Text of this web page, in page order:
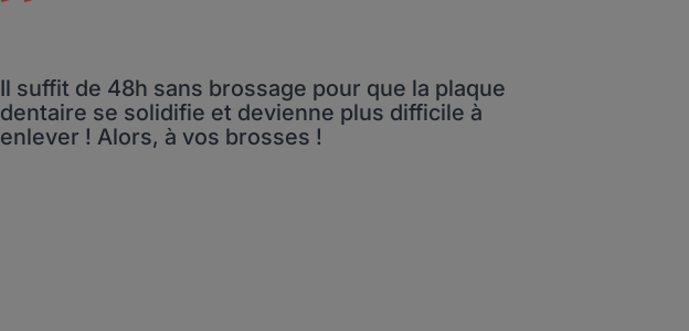
Il suffit de 48h sans brossage pour que la plaque
dentaire se solidifie et devienne plus difficile à
enlever ! Alors, à vos brosses !